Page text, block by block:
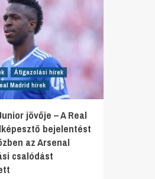
Átigazolási hírek
Madrid hírek
jövője – A Real
bejelentést
az Arsenal
csalódást